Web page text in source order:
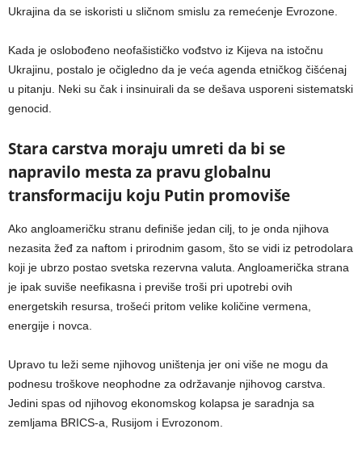
Ukrajina da se iskoristi u sličnom smislu za remećenje Evrozone.
Kada je oslobođeno neofašističko vođstvo iz Kijeva na istočnu
Ukrajinu, postalo je očigledno da je veća agenda etničkog čišćenaj
u pitanju. Neki su čak i insinuirali da se dešava usporeni sistematski
genocid.
Stara carstva moraju umreti da bi se
napravilo mesta za pravu globalnu
transformaciju koju Putin promoviše
Ako angloameričku stranu definiše jedan cilj, to je onda njihova
nezasita žeđ za naftom i prirodnim gasom, što se vidi iz petrodolara
koji je ubrzo postao svetska rezervna valuta. Angloamerička strana
je ipak suviše neefikasna i previše troši pri upotrebi ovih
energetskih resursa, trošeći pritom velike količine vermena,
energije i novca.
Upravo tu leži seme njihovog uništenja jer oni više ne mogu da
podnesu troškove neophodne za održavanje njihovog carstva.
Jedini spas od njihovog ekonomskog kolapsa je saradnja sa
zemljama BRICS-a, Rusijom i Evrozonom.